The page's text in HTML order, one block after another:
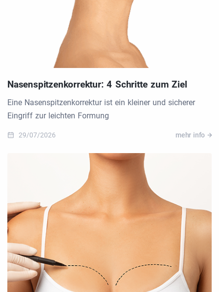
Nasenspitzenkorrektur: 4 Schritte zum Ziel
Eine Nasenspitzenkorrektur ist ein kleiner und sicherer
Eingriff zur leichten Formung
29/07/2026 mehr info